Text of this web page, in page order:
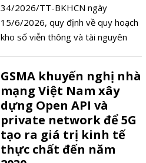
34/2026/TT-BKHCN ngày
15/6/2026, quy định về quy hoạch
kho số viễn thông và tài nguyên
dung lượng kho số viễn thông và
tài nguyên Internet đưa vào sử
dụng đạt trên 70% thì quy hoạch
sẽ được xem xét điều chỉnh, đặt ra
cho các nhà mạng tại Việt Nam yêu
cầu khai thác hiệu quả kho số để có
GSMA khuyến nghị nhà
mạng Việt Nam xây
dựng Open API và
private network để 5G
tạo ra giá trị kinh tế
thực chất đến năm